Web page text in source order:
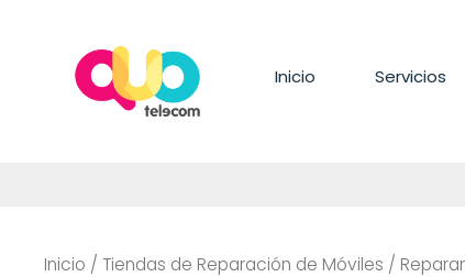
contenido
Inicio Servicios
Inicio / Tiendas de Reparación de Móviles /